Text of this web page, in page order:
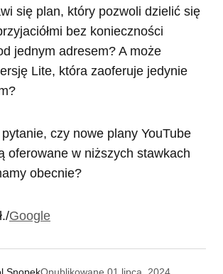
się plan, który pozwoli dzielić się
bez konieczności
jednym adresem? A może
Lite, która zaoferuje jedynie
czy nowe plany YouTube
oferowane w niższych stawkach
obecnie?
Google
SnopekOpublikowane 01 lipca, 2024